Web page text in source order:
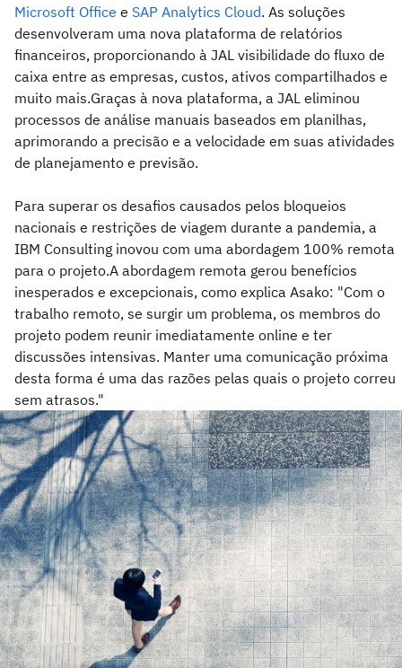
Microsoft Office e SAP Analytics Cloud. As soluções
desenvolveram uma nova plataforma de relatórios
financeiros, proporcionando à JAL visibilidade do fluxo de
caixa entre as empresas, custos, ativos compartilhados e
muito mais.Graças à nova plataforma, a JAL eliminou
processos de análise manuais baseados em planilhas,
aprimorando a precisão e a velocidade em suas atividades
de planejamento e previsão.
Para superar os desafios causados pelos bloqueios
nacionais e restrições de viagem durante a pandemia, a
IBM Consulting inovou com uma abordagem 100% remota
para o projeto.A abordagem remota gerou benefícios
inesperados e excepcionais, como explica Asako: "Com o
trabalho remoto, se surgir um problema, os membros do
projeto podem reunir imediatamente online e ter
discussões intensivas. Manter uma comunicação próxima
desta forma é uma das razões pelas quais o projeto correu
sem atrasos."